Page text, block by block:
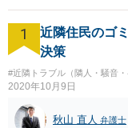
1
近隣住民のゴ
決策
#近隣トラブル（隣人・騒音・
2020年10月9日
秋山 直人 弁護士